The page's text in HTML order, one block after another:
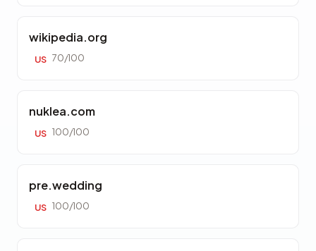
wikipedia.org
US 70/100
nuklea.com
US 100/100
pre.wedding
US 100/100